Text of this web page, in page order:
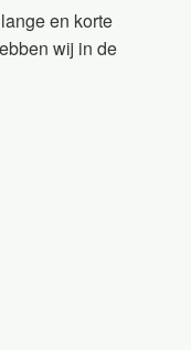
en korte
wij in de